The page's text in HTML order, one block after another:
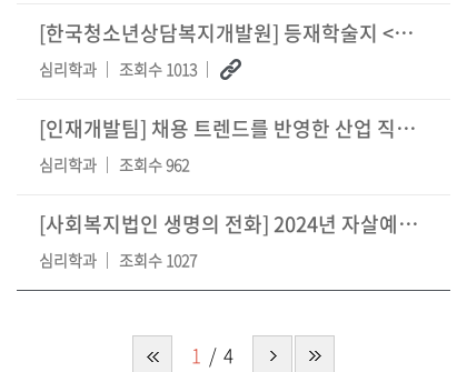
[한국청소년상담복지개발원] 등재학술지 <청소년상담연구> 32권 2호 투고 안내
심리학과 조회수 1013
[인재개발팀] 채용 트렌드를 반영한 산업 직무 특강 안내 (8월)
심리학과 조회수 962
[사회복지법인 생명의 전화] 2024년 자살예방 캠페인 '생명사랑 밤길걷기&apo
심리학과 조회수 1027
1 4